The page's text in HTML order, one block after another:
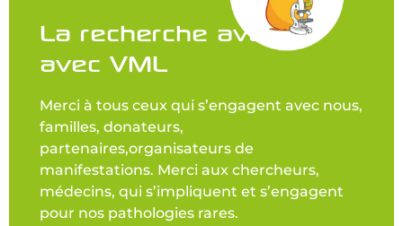
La recherche avance
avec VML
Merci à tous ceux qui s’engagent avec nous,
familles, donateurs,
partenaires,organisateurs de
manifestations. Merci aux chercheurs,
médecins, qui s’impliquent et s’engagent
pour nos pathologies rares.